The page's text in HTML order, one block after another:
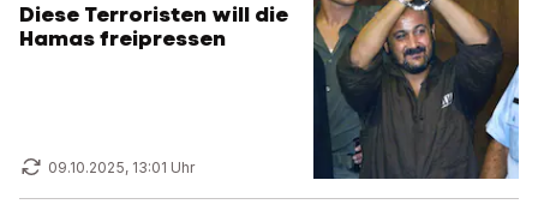
Diese Terroristen will die
Hamas freipressen
09.10.2025, 13:01 Uhr